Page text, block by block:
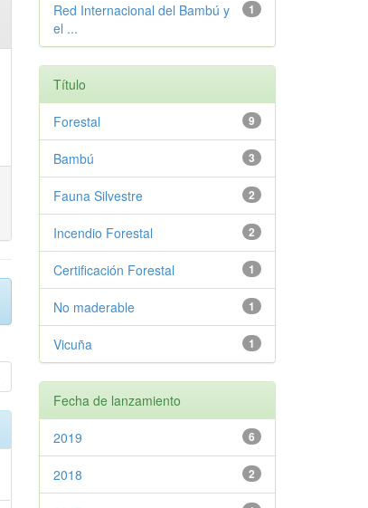
1
Red Internacional del Bambú y
el ...
Título
9
Forestal
3
Bambú
2
Fauna Silvestre
2
Incendio Forestal
1
Certificación Forestal
1
No maderable
1
Vicuña
Fecha de lanzamiento
6
2019
2
2018